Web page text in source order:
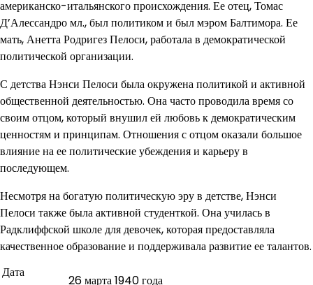
американско-итальянского происхождения. Ее отец, Томас
Д’Алессандро мл., был политиком и был мэром Балтимора. Ее
мать, Анетта Родригез Пелоси, работала в демократической
политической организации.
С детства Нэнси Пелоси была окружена политикой и активной
общественной деятельностью. Она часто проводила время со
своим отцом, который внушил ей любовь к демократическим
ценностям и принципам. Отношения с отцом оказали большое
влияние на ее политические убеждения и карьеру в
последующем.
Несмотря на богатую политическую эру в детстве, Нэнси
Пелоси также была активной студенткой. Она училась в
Радклиффской школе для девочек, которая предоставляла
качественное образование и поддерживала развитие ее талантов.
Дата
26 марта 1940 года